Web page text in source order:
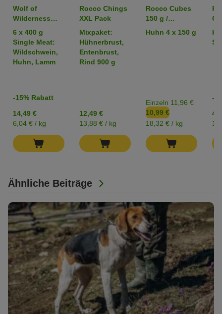
Ähnliche Beiträge
Wolf of
Wilderness
Adult -
Mixpaket
6 x 400 g
Single Meat:
Wildschwein,
Huhn, Lamm
-15% Rabatt
14,49 €
6,04 € / kg
Rocco Chings
XXL Pack
Mixpaket:
Hühnerbrust,
Entenbrust,
Rind 900 g
12,49 €
13,88 € / kg
Rocco Cubes
150 g /
Sparpaket %
Huhn 4 x 150 g
Einzeln 11,96 €
10,99 €
18,32 € / kg
-